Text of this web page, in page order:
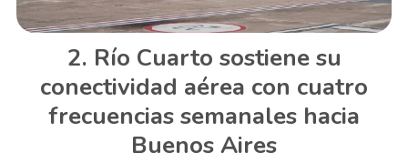
Río Cuarto sostiene su
conectividad aérea con cuatro
frecuencias semanales hacia
Buenos Aires